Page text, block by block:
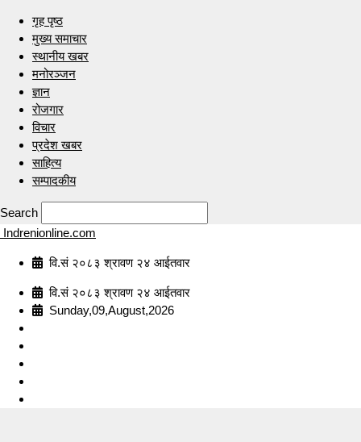
गृह पृष्ठ
मुख्य समाचार
स्थानीय खबर
मनोरञ्जन
ज्ञान
रोजगार
विचार
प्रदेश खबर
साहित्य
सम्पादकीय
Search
Indrenionline.com
वि.सं २०८३ श्रावण २४ आईतवार
वि.सं २०८३ श्रावण २४ आईतवार
Sunday,09,August,2026